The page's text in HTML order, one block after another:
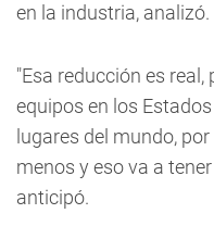
en la industria, analizó.
"Esa reducción es
equipos en los
lugares del mundo,
menos y eso va a
anticipó.